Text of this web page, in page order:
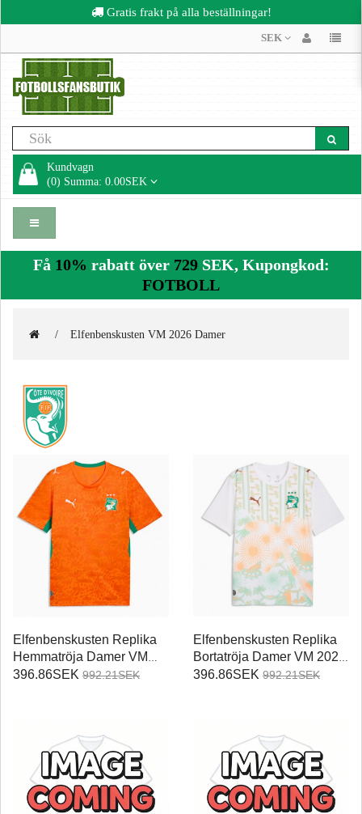
Gratis frakt på alla beställningar!
SEK
Kundvagn
(0) Summa: 0.00SEK
Få 10% rabatt över 729SEK, Kupongkod:
FOTBOLL
Elfenbenskusten VM 2026 Damer
Elfenbenskusten Replika
Hemmatröja Damer VM
2026 Kortärmad
396.86SEK 992.21SEK
Elfenbenskusten Replika
Bortatröja Damer VM 2026
Kortärmad
396.86SEK 992.21SEK